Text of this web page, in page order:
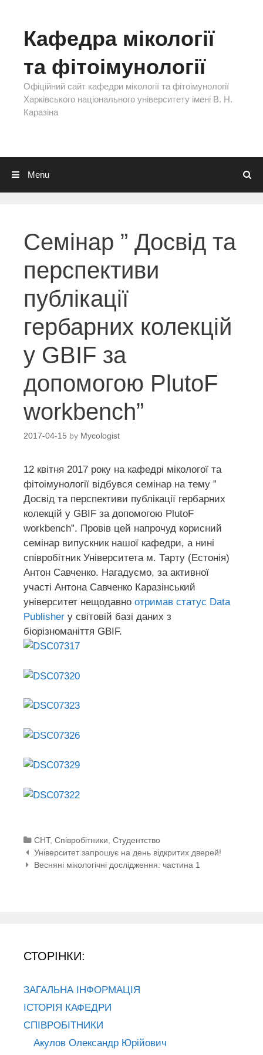
Кафедра мікології
та фітоімунології
Офіційний сайт кафедри мікології та фітоімунології
Харківського національного університету імені В. Н.
Каразіна
Menu
Семінар ” Досвід та
перспективи
публікації
гербарних колекцій
у GBIF за
допомогою PlutoF
workbench”
2017-04-15 by Mycologist
12 квітня 2017 року на кафедрі мікологої та
фітоімунології відбувся семінар на тему ”
Досвід та перспективи публікації гербарних
колекцій у GBIF за допомогою PlutoF
workbench”. Провів цей напрочуд корисний
семінар випускник нашої кафедри, а нині
співробітник Університета м. Тарту (Естонія)
Антон Савченко. Нагадуємо, за активної
участі Антона Савченко Каразінський
університет нещодавно отримав статус Data
Publisher у світовій базі даних з
біорізноманіття GBIF.
Categories
СНТ, Співробітники Студентство
Post navigation
Університет запрошує на день відкритих дверей!
Весняні мікологічні дослідження: частина 1
СТОРІНКИ:
ЗАГАЛЬНА ІНФОРМАЦІЯ
ІСТОРІЯ КАФЕДРИ
СПІВРОБІТНИКИ
Акулов Олександр Юрійович